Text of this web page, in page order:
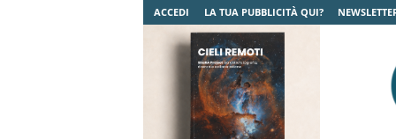
ACCEDI LA TUA PUBBLICITÀ QUI?